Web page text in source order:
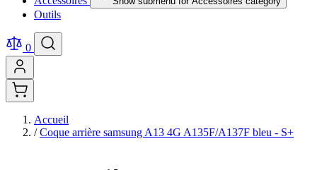
Outils
0
Accueil
/ Coque arrière samsung A13 4G A135F/A137F bleu - S+